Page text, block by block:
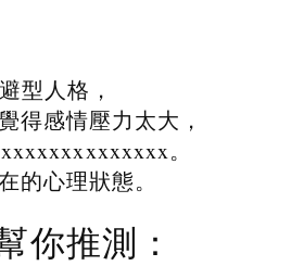
型人格，
得感情壓力太大，
。
的心理狀態。
你推測：